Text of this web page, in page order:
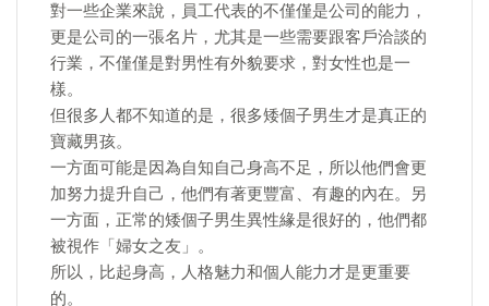
對一些企業來說，員工代表的不僅僅是公司的能力，
更是公司的一張名片，尤其是一些需要跟客戶洽談的
行業，不僅僅是對男性有外貌要求，對女性也是一
樣。
但很多人都不知道的是，很多矮個子男生才是真正的
寶藏男孩。
一方面可能是因為自知自己身高不足，所以他們會更
加努力提升自己，他們有著更豐富、有趣的內在。另
一方面，正常的矮個子男生異性緣是很好的，他們都
被視作「婦女之友」。
所以，比起身高，人格魅力和個人能力才是更重要
的。